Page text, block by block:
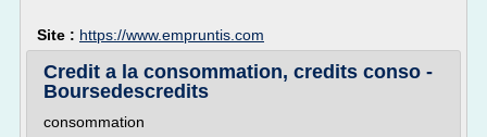
Site : https://www.empruntis.com
Credit a la consommation, credits conso -
Boursedescredits
consommation